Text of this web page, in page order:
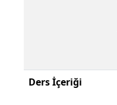
Ders İçeriği